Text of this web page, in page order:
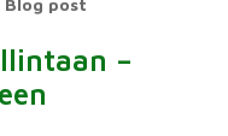
Blog post
–